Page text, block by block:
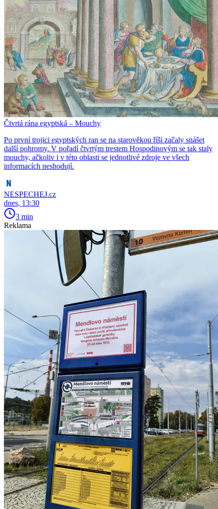
Čtvrtá rána egyptská – Mouchy
Po první trojici egyptských ran se na starověkou říši začaly snášet
další pohromy. V pořadí čtvrtým trestem Hospodinovým se tak staly
mouchy, ačkoliv i v této oblasti se jednotlivé zdroje ve všech
informacích neshodují.
NESPECHEJ.cz
dnes, 13:30
3 min
Reklama